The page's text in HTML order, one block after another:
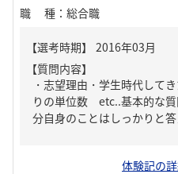
職種 ： 総合職
【質問内容】
・志望理由・学生時代して
りの単位数 etc..基本的な質
分自身のことはしっかりと答
体験記の